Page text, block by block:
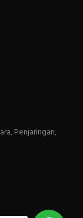
Penjaringan,